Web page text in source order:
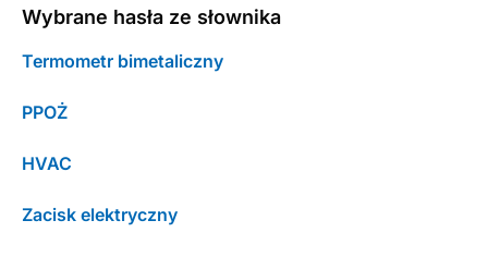
Wybrane hasła ze słownika
Termometr bimetaliczny
PPOŻ
HVAC
Zacisk elektryczny